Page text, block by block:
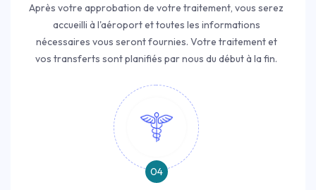
Après votre approbation de votre traitement, vous serez
accueilli à l'aéroport et toutes les informations
nécessaires vous seront fournies. Votre traitement et
vos transferts sont planifiés par nous du début à la fin.
04